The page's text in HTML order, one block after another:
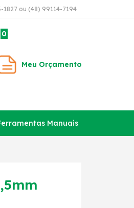
ou (48) 99114-7194
0
Meu Orçamento
Manuais